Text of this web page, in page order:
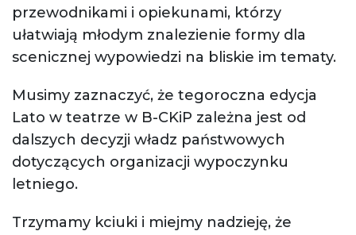
przewodnikami i opiekunami, którzy
ułatwiają młodym znalezienie formy dla
scenicznej wypowiedzi na bliskie im tematy.
Musimy zaznaczyć, że tegoroczna edycja
Lato w teatrze w B-CKiP zależna jest od
dalszych decyzji władz państwowych
dotyczących organizacji wypoczynku
letniego.
Trzymamy kciuki i miejmy nadzieję, że